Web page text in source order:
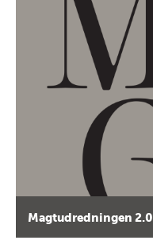
Magtudredningen 2.0